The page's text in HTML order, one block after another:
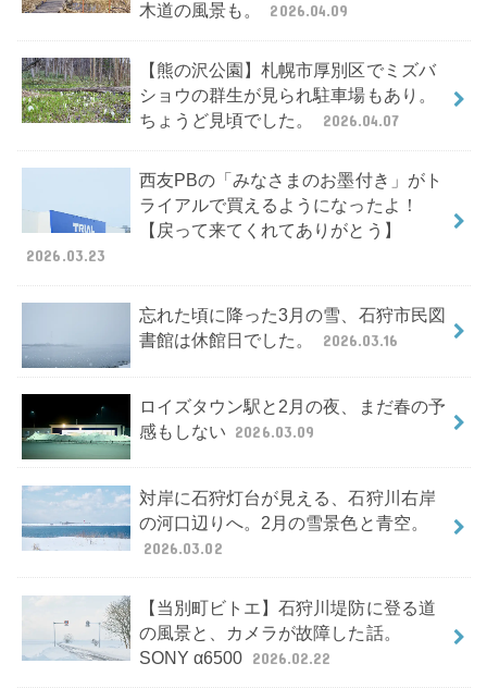
木道の風景も。
2026.04.09
【熊の沢公園】札幌市厚別区でミズバ
ショウの群生が見られ駐車場もあり。
ちょうど見頃でした。
2026.04.07
西友PBの「みなさまのお墨付き」がト
ライアルで買えるようになったよ！
【戻って来てくれてありがとう】
2026.03.23
忘れた頃に降った3月の雪、石狩市民図
書館は休館日でした。
2026.03.16
ロイズタウン駅と2月の夜、まだ春の予
感もしない 2026.03.09
対岸に石狩灯台が見える、石狩川右岸
の河口辺りへ。2月の雪景色と青空。
2026.03.02
【当別町ビトエ】石狩川堤防に登る道
の風景と、カメラが故障した話。
SONY α6500 2026.02.22